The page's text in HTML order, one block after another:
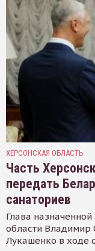
ХЕРСОНСКАЯ ОБЛАСТЬ
Часть
передать
санаториев
Глава
области Владимир
Лукашенко в ходе